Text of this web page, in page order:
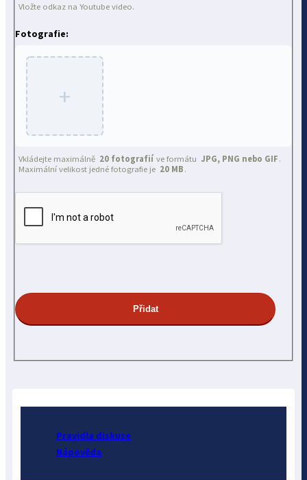
Vložte odkaz na Youtube video.
Fotografie:
+
Vkládejte maximálně 20 fotografií ve formátu JPG, PNG nebo GIF .
Maximální velikost jedné fotografie je 20 MB .
Pravidla diskuze
Nápověda